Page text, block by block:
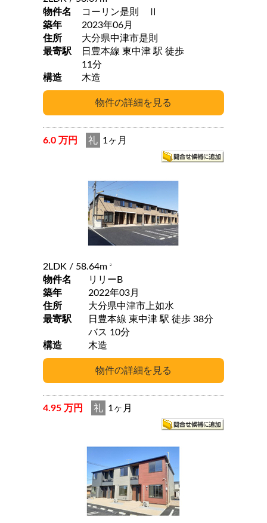
物件名
コーリン是則 Ⅱ
築年
2023年06月
住所
大分県中津市是則
最寄駅
日豊本線 東中津 駅 徒歩
11分
構造
木造
6.0 万円 礼 1ヶ月
2LDK / 58.64m 2
物件名
リリーB
築年
2022年03月
住所
大分県中津市上如水
最寄駅
日豊本線 東中津 駅 徒歩 38分
バス 10分
構造
木造
4.95 万円 礼 1ヶ月